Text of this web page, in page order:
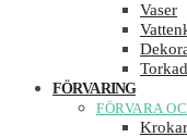
Vaser
FÖRVARING
FÖRVARA